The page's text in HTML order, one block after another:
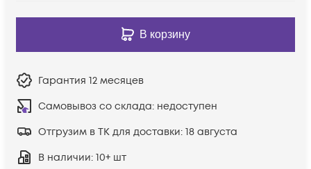
В корзину
Гарантия 12 месяцев
Самовывоз со склада: недоступен
Отгрузим в ТК для доставки: 18 августа
В наличии: 10+ шт